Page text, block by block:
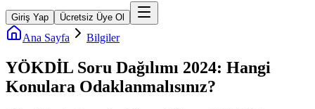
Giriş Yap Ücretsiz Üye Ol
Ana Sayfa Bilgiler
YÖKDİL Soru Dağılımı 2024: Hangi
Konulara Odaklanmalısınız?